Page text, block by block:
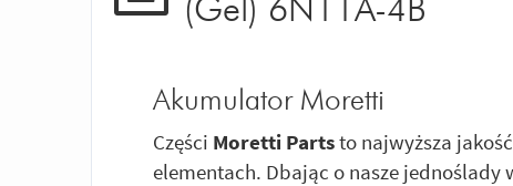
(Gel) 6N11A-4B
Akumulator Moretti
Części Moretti Partsto najwyższa
elementach. Dbając o nasze